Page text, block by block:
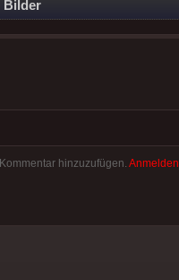
Bilder
hinzuzufügen. Anmelden